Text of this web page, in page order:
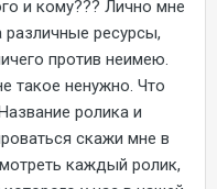
и кому??? Лично мне
ресурсы,
против неимею.
такое ненужно. Что
ролика и
скажи мне в
каждый ролик,